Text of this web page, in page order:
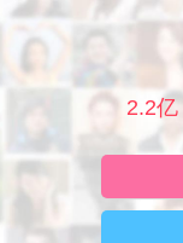
2.2亿